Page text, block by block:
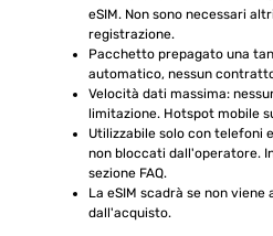
eSIM. Non sono necessari
registrazione.
Pacchetto prepagato una
automatico, nessun
Velocità dati massima:
limitazione. Hotspot mobile
Utilizzabile solo con telefoni
non bloccati dall'operatore.
sezione FAQ.
La eSIM scadrà se non
dall'acquisto.